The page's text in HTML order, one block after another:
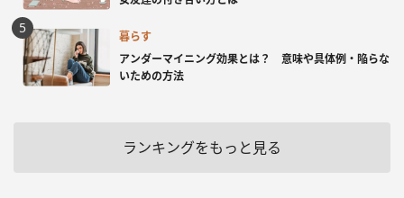
暮らす
アンダーマイニング効果とは？ 意味や具体例・陥らな
いための方法
ランキングをもっと見る